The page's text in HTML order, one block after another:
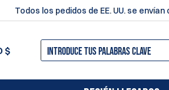
Todos los pedidos de EE. UU. se
$